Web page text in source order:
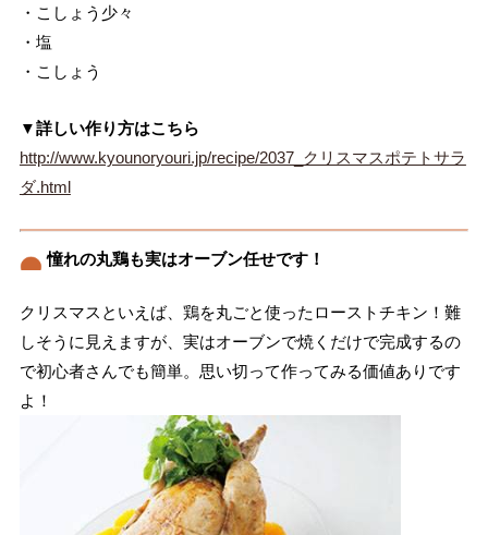
・こしょう少々
・塩
・こしょう
▼詳しい作り方はこちら
http://www.kyounoryouri.jp/recipe/2037_クリスマスポテトサラ
ダ.html
憧れの丸鶏も実はオーブン任せです！
クリスマスといえば、鶏を丸ごと使ったローストチキン！難
しそうに見えますが、実はオーブンで焼くだけで完成するの
で初心者さんでも簡単。思い切って作ってみる価値ありです
よ！